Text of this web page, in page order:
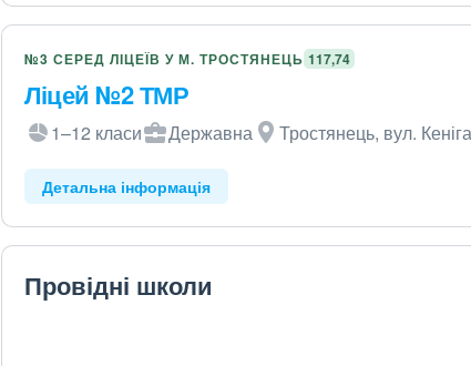
№3 СЕРЕД ЛІЦЕЇВ У М. ТРОСТЯНЕЦЬ 117,74
Ліцей №2 ТМР
1–12 класи Державна Тростянець, вул.
Детальна інформація
Провідні школи